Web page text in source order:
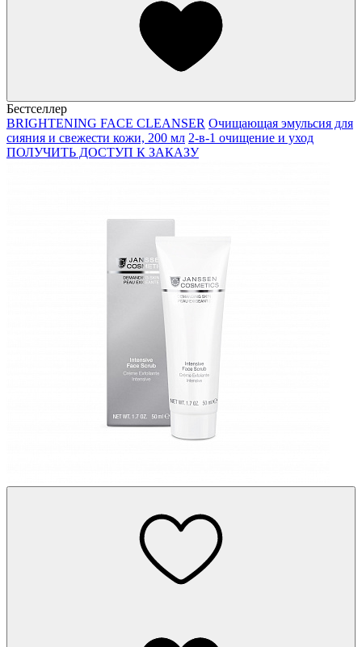
Бестселлер
BRIGHTENING FACE CLEANSER Очищающая эмульсия для
сияния и свежести кожи, 200 мл 2-в-1 очищение и уход
ПОЛУЧИТЬ ДОСТУП К ЗАКАЗУ